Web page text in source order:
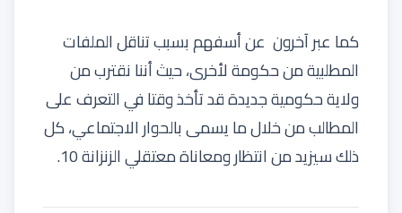
كما عبر آخرون عن أسفهم بسبب تناقل الملفات
المطلبية من حكومة لأخرى، حيث أننا نقترب من
ولاية حكومية جديدة قد تأخذ وقتا في التعرف على
المطالب من خلال ما يسمى بالحوار الاجتماعي، كل
ذلك سيزيد من انتظار ومعاناة معتقلي الزنزانة 10.